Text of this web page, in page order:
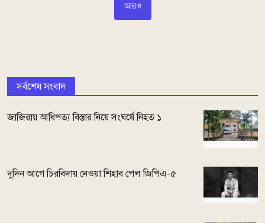
আরও
সর্বশেষ সংবাদ
জাজিরায় আধিপত্য বিস্তার নিয়ে সংঘর্ষে নিহত ১
দুদিন আগে চিরবিদায় নেওয়া শিহাব পেল জিপিএ-৫